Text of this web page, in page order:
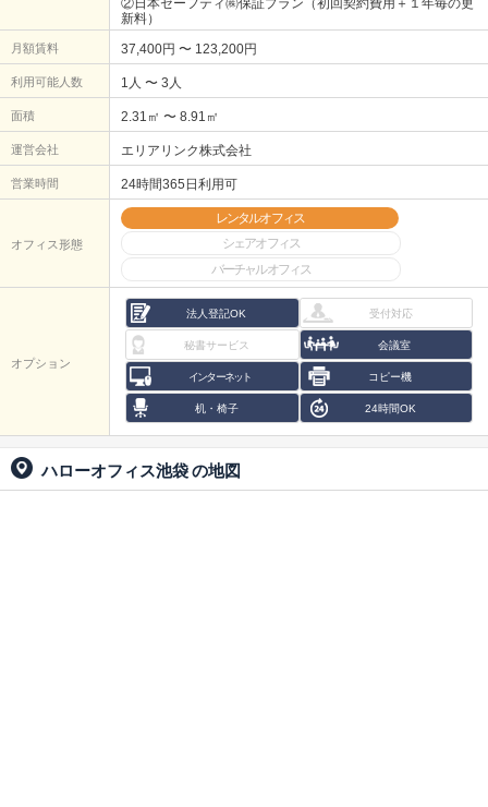
②日本セーフティ㈱保証プラン（初回契約費用＋１年毎の更
新料）
月額賃料 37,400円 〜 123,200円
利用可能人数 1人 〜 3人
面積 2.31㎡ 〜 8.91㎡
運営会社 エリアリンク株式会社
営業時間 24時間365日利用可
オフィス形態
レンタルオフィス
シェアオフィス
バーチャルオフィス
オプション
法人登記OK 受付対応
秘書サービス 会議室
インターネット コピー機
机・椅子 24時間OK
ハローオフィス池袋の地図